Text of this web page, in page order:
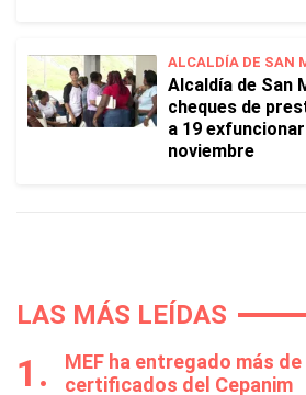
ALCALDÍA DE SAN
Alcaldía de San
cheques de
a 19
noviembre
LAS MÁS LEÍDAS
MEF ha entregado más de
certificados del Cepanim